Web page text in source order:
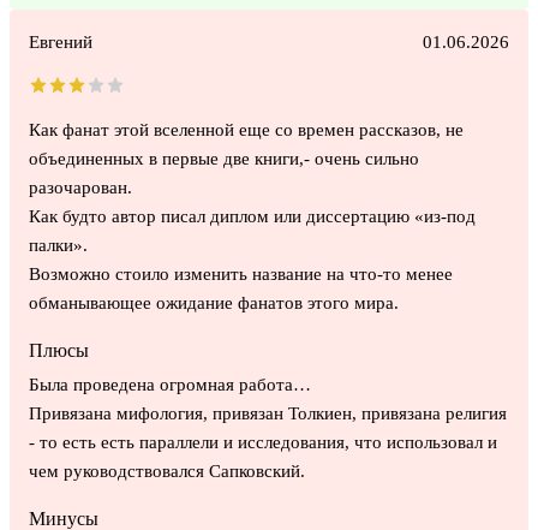
Евгений 01.06.2026
Как фанат этой вселенной еще со времен рассказов, не
объединенных в первые две книги,- очень сильно
разочарован.
Как будто автор писал диплом или диссертацию «из-под
палки».
Возможно стоило изменить название на что-то менее
обманывающее ожидание фанатов этого мира.
Плюсы
Была проведена огромная работа…
Привязана мифология, привязан Толкиен, привязана религия
- то есть есть параллели и исследования, что использовал и
чем руководствовался Сапковский.
Минусы